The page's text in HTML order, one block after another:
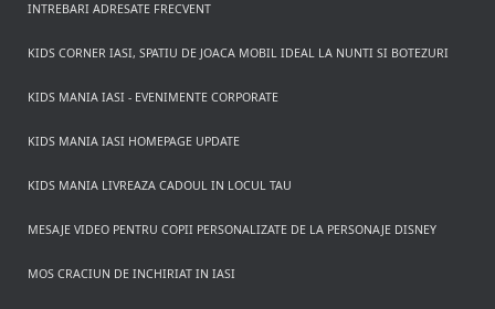
INTREBARI ADRESATE FRECVENT
KIDS CORNER IASI, SPATIU DE JOACA MOBIL IDEAL LA NUNTI SI BOTEZURI
KIDS MANIA IASI - EVENIMENTE CORPORATE
KIDS MANIA IASI HOMEPAGE UPDATE
KIDS MANIA LIVREAZA CADOUL IN LOCUL TAU
MESAJE VIDEO PENTRU COPII PERSONALIZATE DE LA PERSONAJE DISNEY
MOS CRACIUN DE INCHIRIAT IN IASI